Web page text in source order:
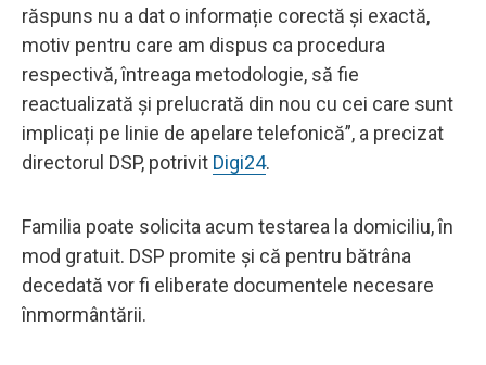
răspuns nu a dat o informație corectă și exactă,
motiv pentru care am dispus ca procedura
respectivă, întreaga metodologie, să fie
reactualizată și prelucrată din nou cu cei care sunt
implicați pe linie de apelare telefonică”, a precizat
directorul DSP, potrivit Digi24.
Familia poate solicita acum testarea la domiciliu, în
mod gratuit. DSP promite şi că pentru bătrâna
decedată vor fi eliberate documentele necesare
înmormântării.